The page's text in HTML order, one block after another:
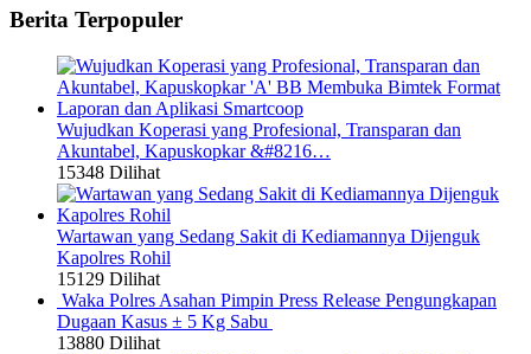
Berita Terpopuler
Wujudkan Koperasi yang Profesional, Transparan dan
Akuntabel, Kapuskopkar &#8216…
15348 Dilihat
Wartawan yang Sedang Sakit di Kediamannya Dijenguk
Kapolres Rohil
15129 Dilihat
Waka Polres Asahan Pimpin Press Release Pengungkapan
Dugaan Kasus ± 5 Kg Sabu
13880 Dilihat